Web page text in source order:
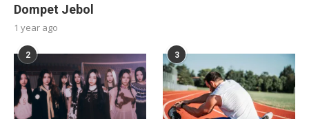
Dompet Jebol
1 year ago
2 3